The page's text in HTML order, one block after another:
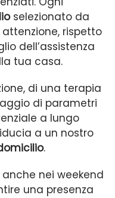
selezionato da
rispetto
dell’assistenza
tua casa.
di una terapia
di parametri
a lungo
a un nostro
.
nei weekend
una presenza